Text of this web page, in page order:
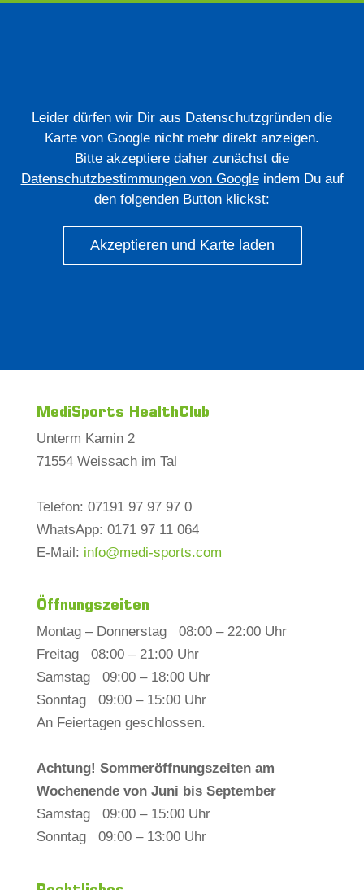
Leider dürfen wir Dir aus Datenschutzgründen die
Karte von Google nicht mehr direkt anzeigen.
Bitte akzeptiere daher zunächst die
Datenschutzbestimmungen von Googleindem Du auf
den folgenden Button klickst:
Akzeptieren und Karte laden
MediSports HealthClub
Unterm Kamin 2
71554 Weissach im Tal
Telefon: 07191 97 97 97 0
WhatsApp: 0171 97 11 064
E-Mail: info@medi-sports.com
Öffnungszeiten
Montag – Donnerstag 08:00 – 22:00 Uhr
Freitag 08:00 – 21:00 Uhr
Samstag 09:00 – 18:00 Uhr
Sonntag 09:00 – 15:00 Uhr
An Feiertagen geschlossen.
Achtung! Sommeröffnungszeiten am
Wochenende von Juni bis September
Samstag 09:00 – 15:00 Uhr
Sonntag 09:00 – 13:00 Uhr